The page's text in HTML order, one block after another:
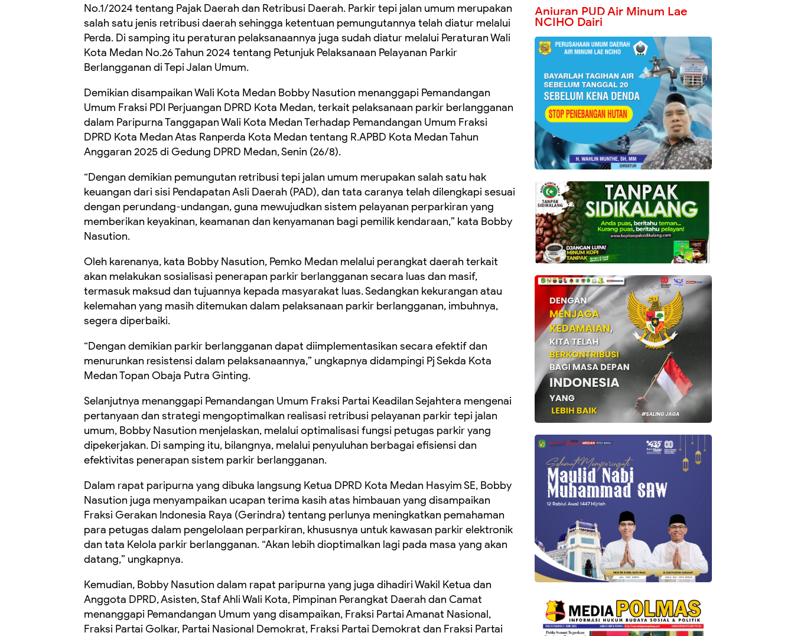
No.1/2024 tentang Pajak Daerah dan Retribusi Daerah. Parkir tepi jalan umum merupakan
salah satu jenis retribusi daerah sehingga ketentuan pemungutannya telah diatur melalui
Perda. Di samping itu peraturan pelaksanaannya juga sudah diatur melalui Peraturan Wali
Kota Medan No.26 Tahun 2024 tentang Petunjuk Pelaksanaan Pelayanan Parkir
Berlangganan di Tepi Jalan Umum.
Demikian disampaikan Wali Kota Medan Bobby Nasution menanggapi Pemandangan
Umum Fraksi PDI Perjuangan DPRD Kota Medan, terkait pelaksanaan parkir berlangganan
dalam Paripurna Tanggapan Wali Kota Medan Terhadap Pemandangan Umum Fraksi
DPRD Kota Medan Atas Ranperda Kota Medan tentang R.APBD Kota Medan Tahun
Anggaran 2025 di Gedung DPRD Medan, Senin (26/8).
“Dengan demikian pemungutan retribusi tepi jalan umum merupakan salah satu hak
keuangan dari sisi Pendapatan Asli Daerah (PAD), dan tata caranya telah dilengkapi sesuai
dengan perundang-undangan, guna mewujudkan sistem pelayanan perparkiran yang
memberikan keyakinan, keamanan dan kenyamanan bagi pemilik kendaraan,” kata Bobby
Nasution.
Oleh karenanya, kata Bobby Nasution, Pemko Medan melalui perangkat daerah terkait
akan melakukan sosialisasi penerapan parkir berlangganan secara luas dan masif,
termasuk maksud dan tujuannya kepada masyarakat luas. Sedangkan kekurangan atau
kelemahan yang masih ditemukan dalam pelaksanaan parkir berlangganan, imbuhnya,
segera diperbaiki.
“Dengan demikian parkir berlangganan dapat diimplementasikan secara efektif dan
menurunkan resistensi dalam pelaksanaannya,” ungkapnya didampingi Pj Sekda Kota
Medan Topan Obaja Putra Ginting.
Selanjutnya menanggapi Pemandangan Umum Fraksi Partai Keadilan Sejahtera mengenai
pertanyaan dan strategi mengoptimalkan realisasi retribusi pelayanan parkir tepi jalan
umum, Bobby Nasution menjelaskan, melalui optimalisasi fungsi petugas parkir yang
dipekerjakan. Di samping itu, bilangnya, melalui penyuluhan berbagai efisiensi dan
efektivitas penerapan sistem parkir berlangganan.
Dalam rapat paripurna yang dibuka langsung Ketua DPRD Kota Medan Hasyim SE, Bobby
Nasution juga menyampaikan ucapan terima kasih atas himbauan yang disampaikan
Fraksi Gerakan Indonesia Raya (Gerindra) tentang perlunya meningkatkan pemahaman
para petugas dalam pengelolaan perparkiran, khususnya untuk kawasan parkir elektronik
dan tata Kelola parkir berlangganan. “Akan lebih dioptimalkan lagi pada masa yang akan
datang,” ungkapnya.
Kemudian, Bobby Nasution dalam rapat paripurna yang juga dihadiri Wakil Ketua dan
Anggota DPRD, Asisten, Staf Ahli Wali Kota, Pimpinan Perangkat Daerah dan Camat
menanggapi Pemandangan Umum yang disampaikan, Fraksi Partai Amanat Nasional,
Fraksi Partai Golkar, Partai Nasional Demokrat, Fraksi Partai Demokrat dan Fraksi Partai
Anjuran PUD Air Minum Lae
NCIHO Dairi